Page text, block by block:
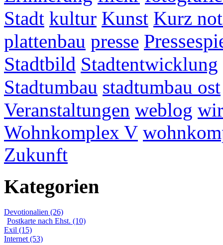
Stadt kultur Kunst Kurz
plattenbau presse
Stadtbild Stadtentwicklung
Stadtumbau stadtumbau ost
Veranstaltungen weblog
Wohnkomplex V
Zukunft
Kategorien
Devotionalien (26)
Postkarte nach Ehst. (10)
Exil (15)
Internet (53)